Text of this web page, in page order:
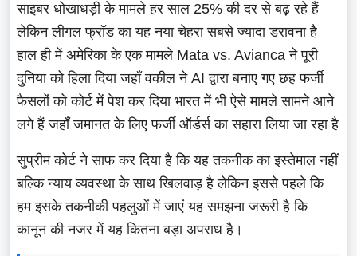
साइबर धोखाधड़ी के मामले हर साल 25% की दर से बढ़ रहे हैं
लेकिन लीगल फ्रॉड का यह नया चेहरा सबसे ज्यादा डरावना है
हाल ही में अमेरिका के एक मामले Mata vs. Avianca ने पूरी
दुनिया को हिला दिया जहाँ वकील ने AI द्वारा बनाए गए छह फर्जी
फैसलों को कोर्ट में पेश कर दिया भारत में भी ऐसे मामले सामने आने
लगे हैं जहाँ जमानत के लिए फर्जी ऑर्डर्स का सहारा लिया जा रहा है
सुप्रीम कोर्ट ने साफ कर दिया है कि यह तकनीक का इस्तेमाल नहीं
बल्कि न्याय व्यवस्था के साथ खिलवाड़ है लेकिन इससे पहले कि
हम इसके तकनीकी पहलुओं में जाएं यह समझना जरूरी है कि
कानून की नजर में यह कितना बड़ा अपराध है।